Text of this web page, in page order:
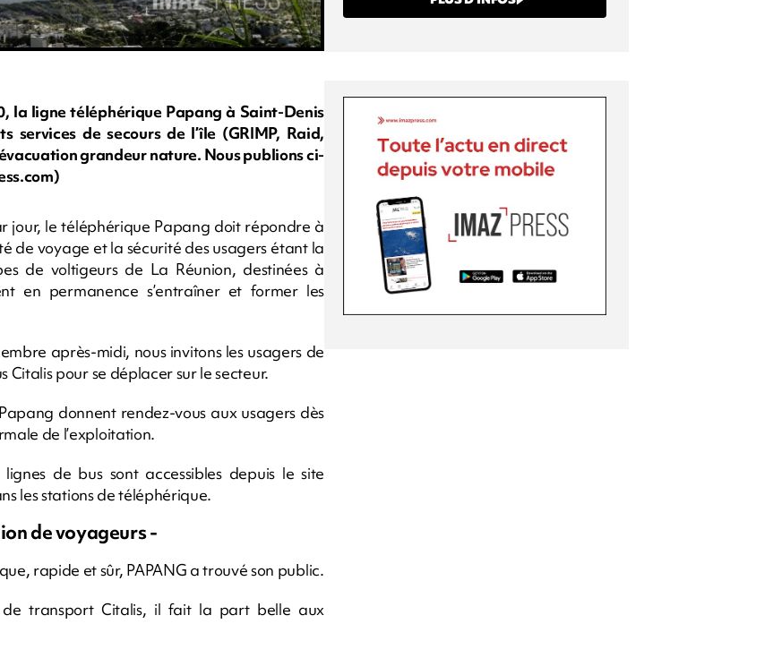
la ligne téléphérique Papang à Saint-Denis
de secours de l’île (GRIMP, Raid,
grandeur nature. Nous publions ci-
jour, le téléphérique Papang doit répondre à
de voyage et la sécurité des usagers étant la
de voltigeurs de La Réunion, destinées à
en permanence s’entraîner et former les
après-midi, nous invitons les usagers de
pour se déplacer sur le secteur.
donnent rendez-vous aux usagers dès
de l’exploitation.
de bus sont accessibles depuis le site
les stations de téléphérique.
de voyageurs -
rapide et sûr, PAPANG a trouvé son public.
de transport Citalis, il fait la part belle aux